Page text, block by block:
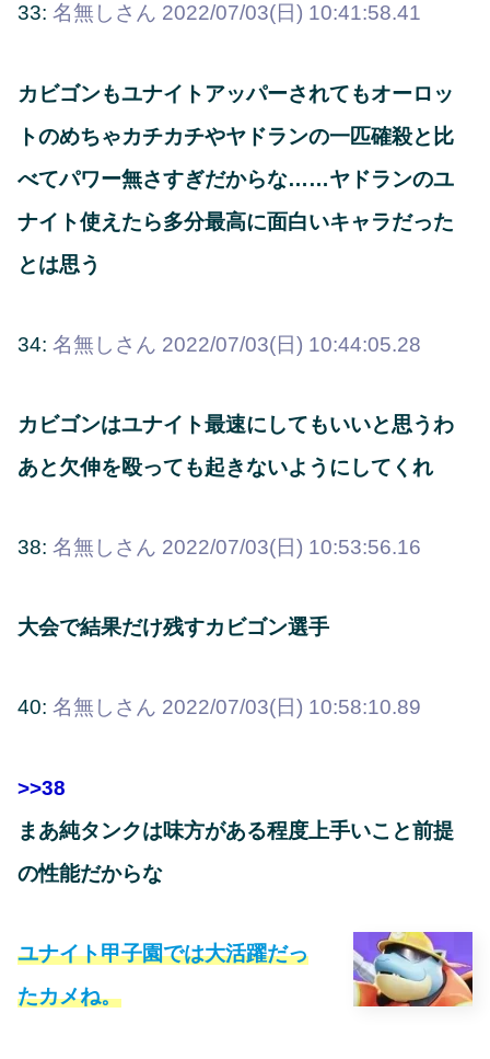
33: 名無しさん 2022/07/03(日) 10:41:58.41
カビゴンもユナイトアッパーされてもオーロッ
トのめちゃカチカチやヤドランの一匹確殺と比
べてパワー無さすぎだからな……ヤドランのユ
ナイト使えたら多分最高に面白いキャラだった
とは思う
34: 名無しさん 2022/07/03(日) 10:44:05.28
カビゴンはユナイト最速にしてもいいと思うわ
あと欠伸を殴っても起きないようにしてくれ
38: 名無しさん 2022/07/03(日) 10:53:56.16
大会で結果だけ残すカビゴン選手
40: 名無しさん 2022/07/03(日) 10:58:10.89
>>38
まあ純タンクは味方がある程度上手いこと前提
の性能だからな
ユナイト甲子園では大活躍だっ
たカメね。